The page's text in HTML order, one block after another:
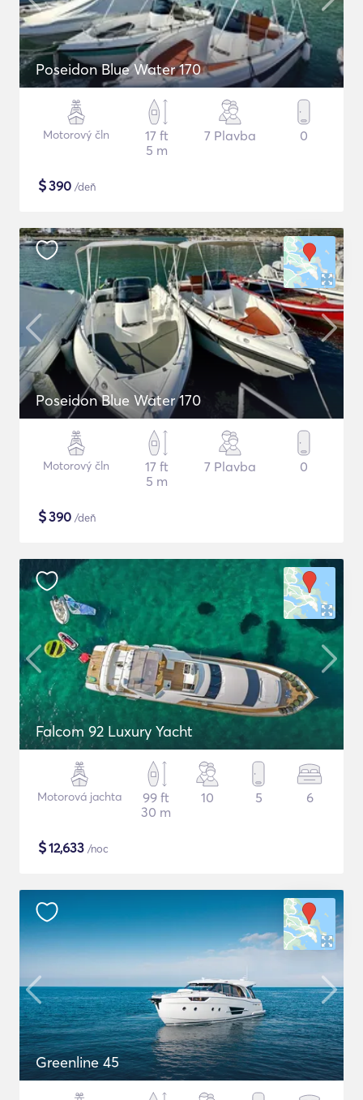
Poseidon Blue Water 170
Motorový čln
17 ft
5 m
7 Plavba 0
$390 /deň
Poseidon Blue Water 170
Motorový čln
17 ft
5 m
7 Plavba 0
$390 /deň
Falcom 92 Luxury Yacht
Motorová jachta
99 ft
30 m
10 5 6
$12,633 /noc
Greenline 45